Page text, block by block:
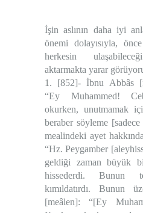
İşin aslının daha iyi
önemi dolayısıyla,
herkesin
aktarmakta yarar
1. [852]- İbnu Abbâs
“Ey Muhammed!
okurken, unutmamak
beraber söyleme
mealindeki ayet
“Hz. Peygamber
geldiği zaman büyük
hissederdi. Bunun
kımıldatırdı. Bunun
[meâlen]: “[Ey